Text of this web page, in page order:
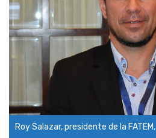
Roy Salazar, presidente de la FATEM,